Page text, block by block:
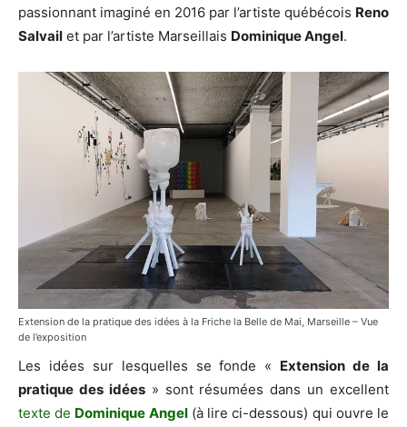
passionnant imaginé en 2016 par l’artiste québécois Reno
Salvail et par l’artiste Marseillais Dominique Angel.
Extension de la pratique des idées à la Friche la Belle de Mai, Marseille – Vue
de l’exposition
Les idées sur lesquelles se fonde « Extension de la
pratique des idées» sont résumées dans un excellent
texte de Dominique Angel (à lire ci-dessous) qui ouvre le